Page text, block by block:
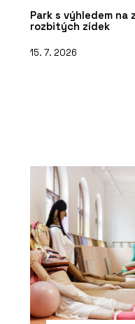
Park s výhledem na
rozbitých zídek
15. 7. 2026